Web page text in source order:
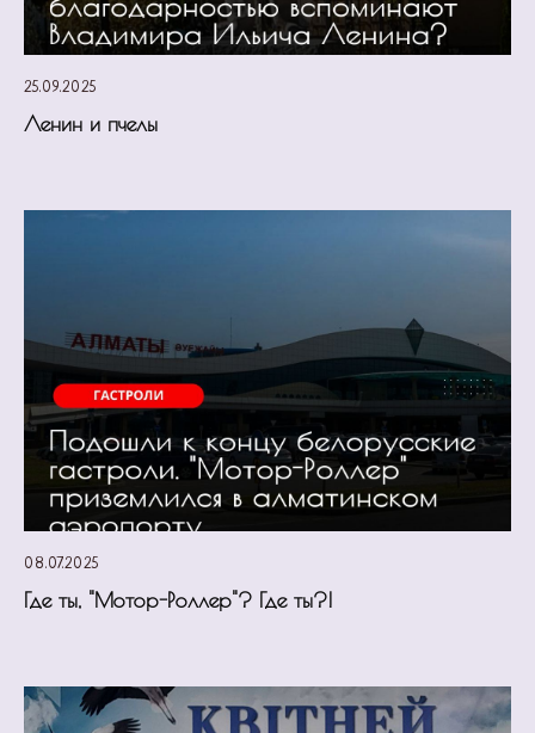
25.09.2025
Ленин и пчелы
08.07.2025
Где ты, "Мотор-Роллер"? Где ты?!